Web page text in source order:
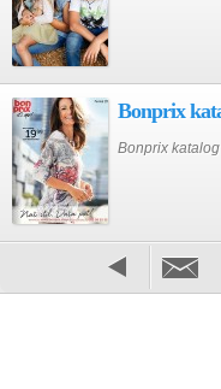
Bonprix
Bonprix